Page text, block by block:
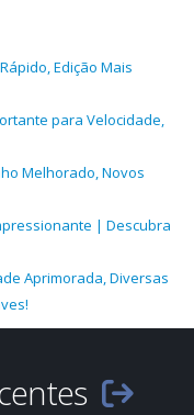
Edição Mais
para Velocidade,
Melhorado, Novos
| Descubra
Aprimorada, Diversas